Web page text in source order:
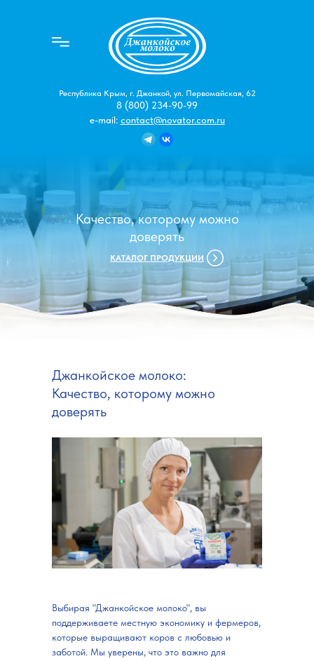
Республика Крым, г. Джанкой, ул. Первомайская, 62
8 (800) 234-90-99
e-mail: contact@novator.com.ru
Качество, которому можно
доверять
КАТАЛОГ ПРОДУКЦИИ
Джанкойское молоко:
Качество, которому можно
доверять
Выбирая "Джанкойское молоко", вы
поддерживаете местную экономику и фермеров,
которые выращивают коров с любовью и
заботой. Мы уверены, что это важно для